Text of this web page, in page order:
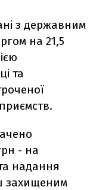
з державним
на 21,5
та
- на
надання
захищеним